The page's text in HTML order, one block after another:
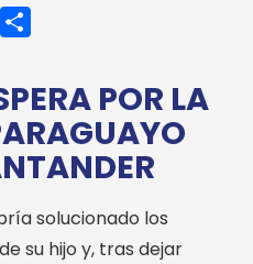
PrintFriendly
POR LA
solucionado los
su hijo y, tras dejar